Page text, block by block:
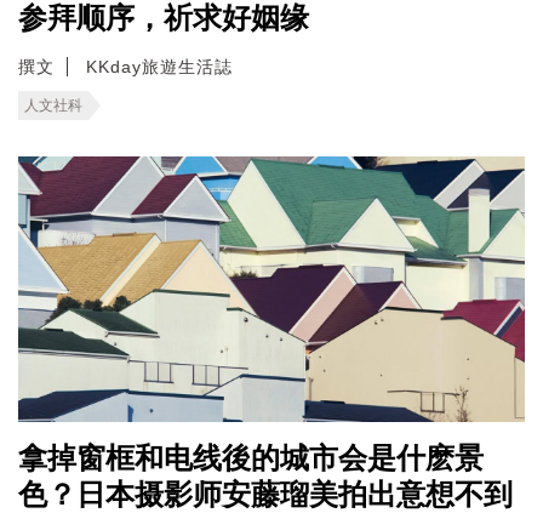
参拜顺序，祈求好姻缘
撰文 KKday旅遊生活誌
人文社科
拿掉窗框和电线後的城市会是什麽景
色？日本摄影师安藤瑠美拍出意想不到